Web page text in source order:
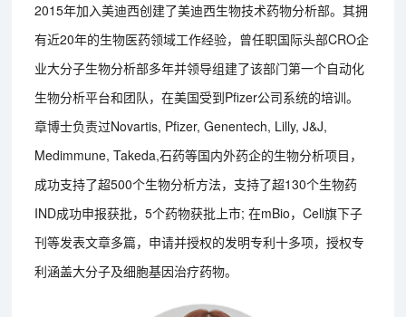
2015年加入美迪西创建了美迪西生物技术药物分析部。其拥
有近20年的生物医药领域工作经验，曾任职国际头部CRO企
业大分子生物分析部多年并领导组建了该部门第一个自动化
生物分析平台和团队，在美国受到Pfizer公司系统的培训。
章博士负责过Novartis, Pfizer, Genentech, Lilly, J&J,
Medimmune, Takeda,石药等国内外药企的生物分析项目，
成功支持了超500个生物分析方法，支持了超130个生物药
IND成功申报获批，5个药物获批上市; 在mBio，Cell旗下子
刊等发表文章多篇，申请并授权的发明专利十多项，授权专
利涵盖大分子及细胞基因治疗药物。